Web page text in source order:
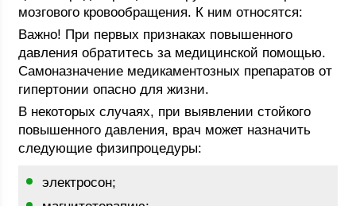
мозгового кровообращения. К ним относятся:
Важно! При первых признаках повышенного
давления обратитесь за медицинской помощью.
Самоназначение медикаментозных препаратов от
гипертонии опасно для жизни.
В некоторых случаях, при выявлении стойкого
повышенного давления, врач может назначить
следующие физипроцедуры:
электросон;